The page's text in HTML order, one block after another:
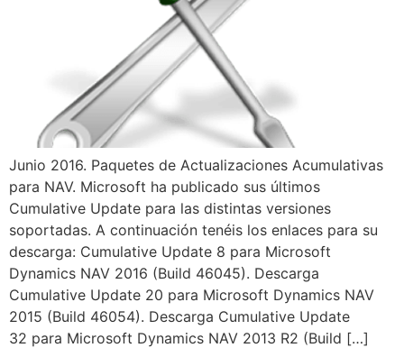
Junio 2016. Paquetes de Actualizaciones Acumulativas
para NAV. Microsoft ha publicado sus últimos
Cumulative Update para las distintas versiones
soportadas. A continuación tenéis los enlaces para su
descarga: Cumulative Update 8 para Microsoft
Dynamics NAV 2016 (Build 46045). Descarga
Cumulative Update 20 para Microsoft Dynamics NAV
2015 (Build 46054). Descarga Cumulative Update
32 para Microsoft Dynamics NAV 2013 R2 (Build […]